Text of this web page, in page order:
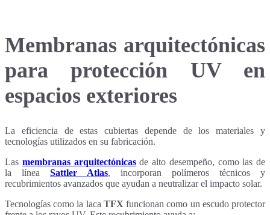
Membranas arquitectónicas
para protección UV en
espacios exteriores
La eficiencia de estas cubiertas depende de los materiales y
tecnologías utilizados en su fabricación.
Las membranas arquitectónicasde alto desempeño, como las de
la línea Sattler Atlas, incorporan polímeros técnicos y
recubrimientos avanzados que ayudan a neutralizar el impacto solar.
Tecnologías como la laca TFXfuncionan como un escudo protector